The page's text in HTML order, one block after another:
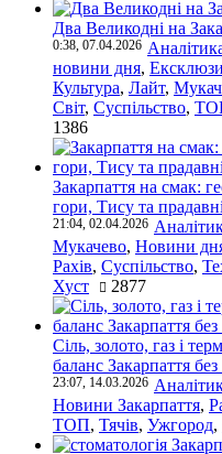
Два Великодні на
0:38, 07.04.2026
новини дня,
Культура, Лайт,
Світ, Суспільство,
1386
Закарпаття на смак:
гори, Тису та
21:04, 02.04.2026
Мукачево, Новини
Рахів, Суспільство,
Хуст
2877
Сіль, золото, газ і
баланс Закарпаття без
23:07, 14.03.2026
Новини Закарпаття,
ТОП, Тячів, Ужгород,